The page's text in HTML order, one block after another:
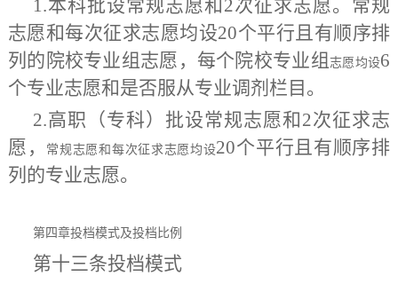
1.本科批设常规志愿和2次征求志愿。常规
志愿和每次征求志愿均设20个平行且有顺序排
列的 院校专业组志愿， 每个院校专业组 志愿均设6
个专业志愿和是否服从专业调剂栏目。
2.高职（专科）批设常规志愿和2次征求志
愿，
常规志愿和每次征求志愿均设20个平行且有顺序排
列的专业志愿。
第四章投档模式及投档比例
第十三条投档模式